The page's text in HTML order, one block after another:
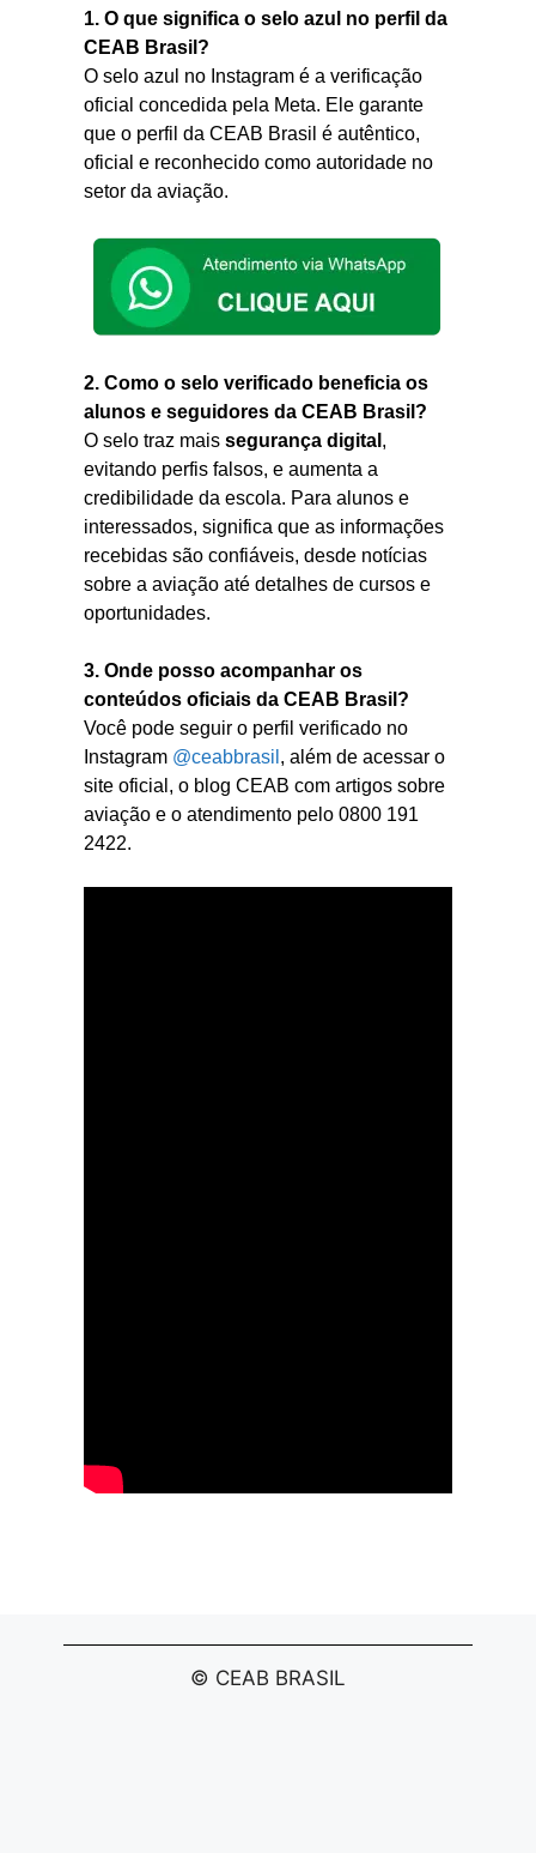
1. O que significa o selo azul no perfil da
CEAB Brasil?
O selo azul no Instagram é a verificação
oficial concedida pela Meta. Ele garante
que o perfil da CEAB Brasil é autêntico,
oficial e reconhecido como autoridade no
setor da aviação.
2. Como o selo verificado beneficia os
alunos e seguidores da CEAB Brasil?
O selo traz mais segurança digital ,
evitando perfis falsos, e aumenta a
credibilidade da escola. Para alunos e
interessados, significa que as informações
recebidas são confiáveis, desde notícias
sobre a aviação até detalhes de cursos e
oportunidades.
3. Onde posso acompanhar os
conteúdos oficiais da CEAB Brasil?
Você pode seguir o perfil verificado no
Instagram @ceabbrasil , além de acessar o
site oficial, o blog CEAB com artigos sobre
aviação e o atendimento pelo 0800 191
2422.
© CEAB BRASIL